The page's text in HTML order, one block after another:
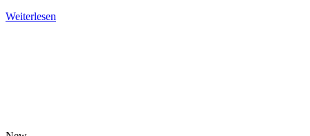
Weiterlesen